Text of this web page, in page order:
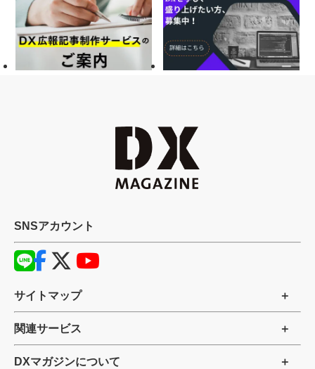
SNSアカウント
サイトマップ
関連サービス
DXマガジンについて